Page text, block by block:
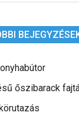
őszibarack